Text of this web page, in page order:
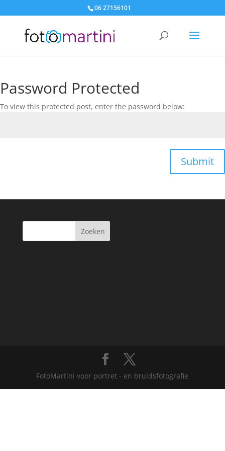
06 27156101
Password Protected
To view this protected post, enter the password below:
Submit
FotoMartini voor portret - en bruidsfotografie